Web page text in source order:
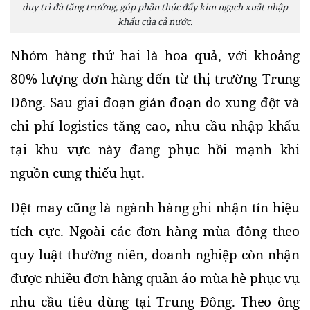
duy trì đà tăng trưởng, góp phần thúc đẩy kim ngạch xuất nhập
khẩu của cả nước.
Nhóm hàng thứ hai là hoa quả, với khoảng
80% lượng đơn hàng đến từ thị trường Trung
Đông. Sau giai đoạn gián đoạn do xung đột và
chi phí logistics tăng cao, nhu cầu nhập khẩu
tại khu vực này đang phục hồi mạnh khi
nguồn cung thiếu hụt.
Dệt may cũng là ngành hàng ghi nhận tín hiệu
tích cực. Ngoài các đơn hàng mùa đông theo
quy luật thường niên, doanh nghiệp còn nhận
được nhiều đơn hàng quần áo mùa hè phục vụ
nhu cầu tiêu dùng tại Trung Đông. Theo ông